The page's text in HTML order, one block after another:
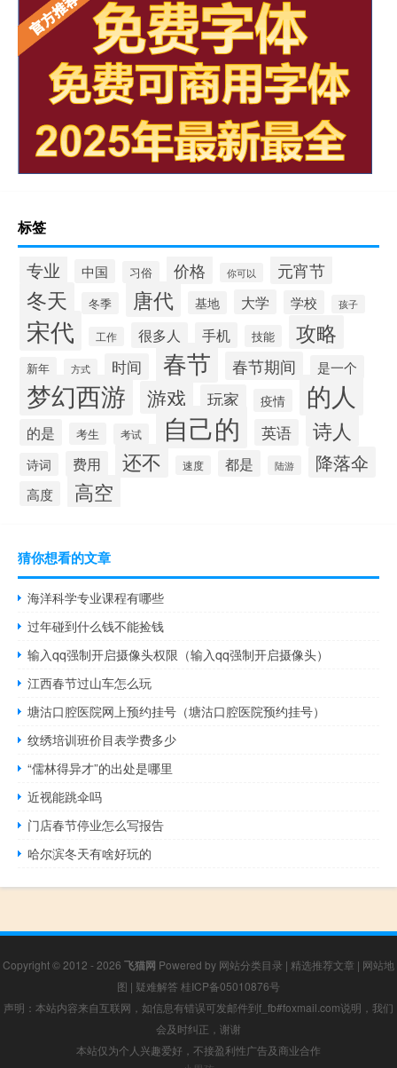
标签
专业 中国 习俗 价格 你可以 元宵节
冬天 冬季 唐代 基地 大学 学校 孩子
宋代 工作 很多人 手机 技能 攻略
新年 方式 时间 春节 春节期间 是一个
梦幻西游 游戏 玩家 疫情 的人
的是 考生 考试 自己的 英语 诗人
诗词 费用 还不 速度 都是 陆游 降落伞
高度 高空
猜你想看的文章
海洋科学专业课程有哪些
过年碰到什么钱不能捡钱
输入qq强制开启摄像头权限（输入qq强制开启摄像头）
江西春节过山车怎么玩
塘沽口腔医院网上预约挂号（塘沽口腔医院预约挂号）
纹绣培训班价目表学费多少
“儒林得异才”的出处是哪里
近视能跳伞吗
门店春节停业怎么写报告
哈尔滨冬天有啥好玩的
Copyright © 2012 - 2026 飞猫网 Powered by 网站分类目录 | 精选推荐文章 | 网站地
图 | 疑难解答 桂ICP备05010876号
声明：本站内容来自互联网，如信息有错误可发邮件到f_fb#foxmail.com说明，我们
会及时纠正，谢谢
本站仅为个人兴趣爱好，不接盈利性广告及商业合作